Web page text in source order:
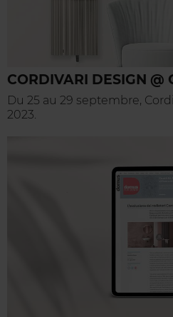
CORDIVARI DESIGN @
Du 25 au 29 septembre,
2023.